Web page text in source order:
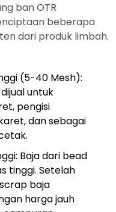
ban OTR
beberapa
dari produk limbah.
(5-40 Mesh):
untuk
pengisi
dan sebagai
Baja dari bead
tinggi. Setelah
baja
harga jauh